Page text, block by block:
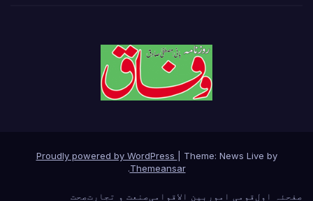
Proudly powered by WordPress
Theme: News Live by
Themeansar
.
صفحئہ اولقومی امور بین الاقوامی صنعت و تجارتصحت